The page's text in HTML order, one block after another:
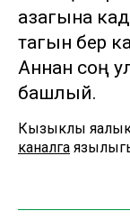
азагына
тагын бер
Аннан соң
башлый.
Кызыклы
каналга